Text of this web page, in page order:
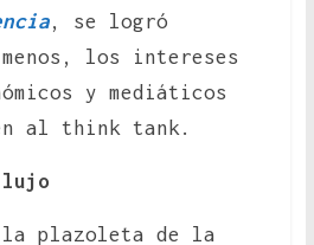
, se logró
los intereses
y mediáticos
al think tank.
lujo
la plazoleta de la